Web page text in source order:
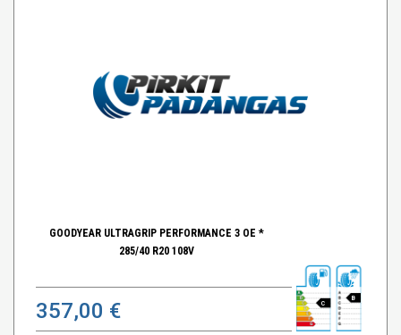
GOODYEAR ULTRAGRIP PERFORMANCE 3 OE *
285/40 R20 108V
357,00 € C
B